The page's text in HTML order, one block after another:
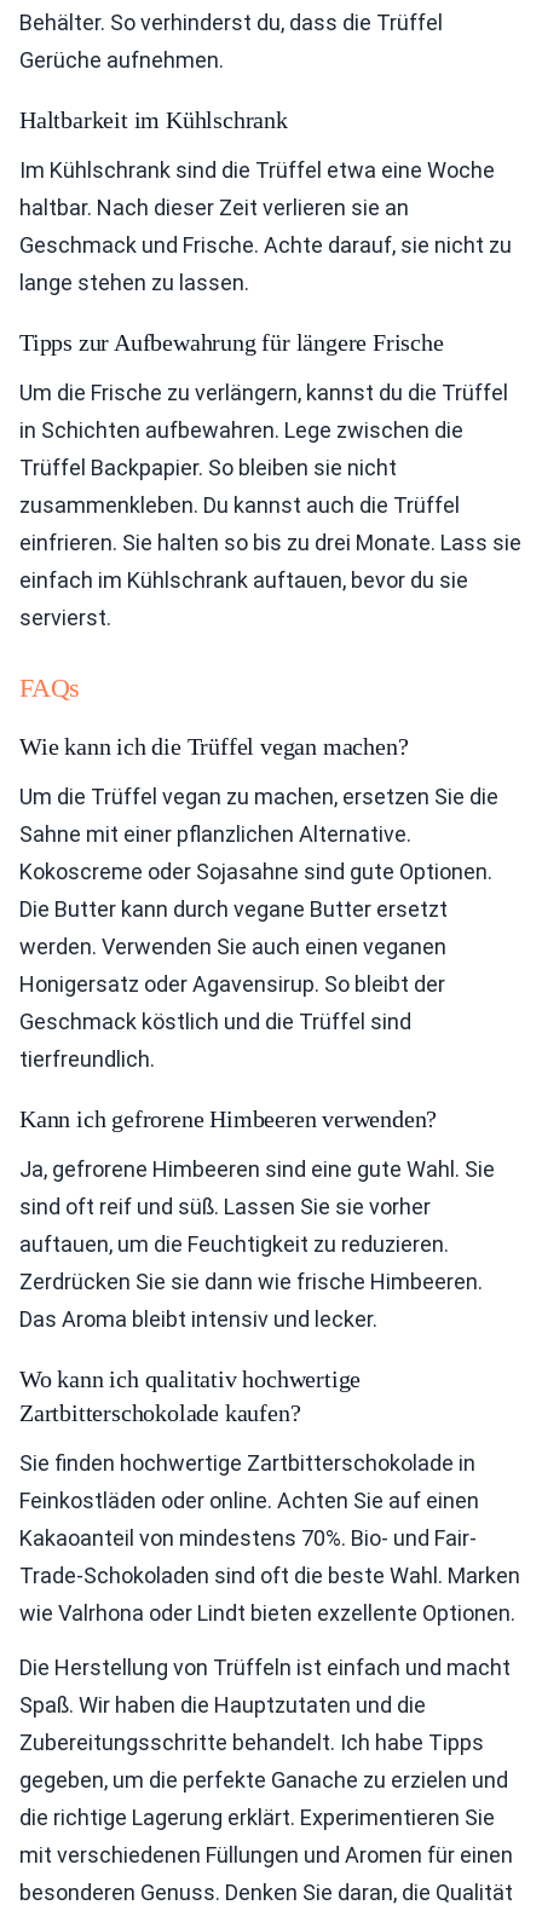
Behälter. So verhinderst du, dass die Trüffel
Gerüche aufnehmen.
Haltbarkeit im Kühlschrank
Im Kühlschrank sind die Trüffel etwa eine Woche
haltbar. Nach dieser Zeit verlieren sie an
Geschmack und Frische. Achte darauf, sie nicht zu
lange stehen zu lassen.
Tipps zur Aufbewahrung für längere Frische
Um die Frische zu verlängern, kannst du die Trüffel
in Schichten aufbewahren. Lege zwischen die
Trüffel Backpapier. So bleiben sie nicht
zusammenkleben. Du kannst auch die Trüffel
einfrieren. Sie halten so bis zu drei Monate. Lass sie
einfach im Kühlschrank auftauen, bevor du sie
servierst.
FAQs
Wie kann ich die Trüffel vegan machen?
Um die Trüffel vegan zu machen, ersetzen Sie die
Sahne mit einer pflanzlichen Alternative.
Kokoscreme oder Sojasahne sind gute Optionen.
Die Butter kann durch vegane Butter ersetzt
werden. Verwenden Sie auch einen veganen
Honigersatz oder Agavensirup. So bleibt der
Geschmack köstlich und die Trüffel sind
tierfreundlich.
Kann ich gefrorene Himbeeren verwenden?
Ja, gefrorene Himbeeren sind eine gute Wahl. Sie
sind oft reif und süß. Lassen Sie sie vorher
auftauen, um die Feuchtigkeit zu reduzieren.
Zerdrücken Sie sie dann wie frische Himbeeren.
Das Aroma bleibt intensiv und lecker.
Wo kann ich qualitativ hochwertige
Zartbitterschokolade kaufen?
Sie finden hochwertige Zartbitterschokolade in
Feinkostläden oder online. Achten Sie auf einen
Kakaoanteil von mindestens 70%. Bio- und Fair-
Trade-Schokoladen sind oft die beste Wahl. Marken
wie Valrhona oder Lindt bieten exzellente Optionen.
Die Herstellung von Trüffeln ist einfach und macht
Spaß. Wir haben die Hauptzutaten und die
Zubereitungsschritte behandelt. Ich habe Tipps
gegeben, um die perfekte Ganache zu erzielen und
die richtige Lagerung erklärt. Experimentieren Sie
mit verschiedenen Füllungen und Aromen für einen
besonderen Genuss. Denken Sie daran, die Qualität